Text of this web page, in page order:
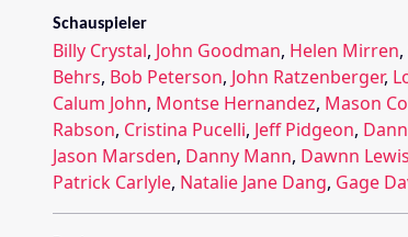
Schauspieler
Billy Crystal, John Goodman, Helen Mirren,
Behrs, Bob Peterson, John Ratzenberger,
Calum John, Montse Hernandez, Mason
Rabson, Cristina Pucelli, Jeff Pidgeon,
Jason Marsden, Danny Mann, Dawnn Lewis
Patrick Carlyle, Natalie Jane Dang, Gage